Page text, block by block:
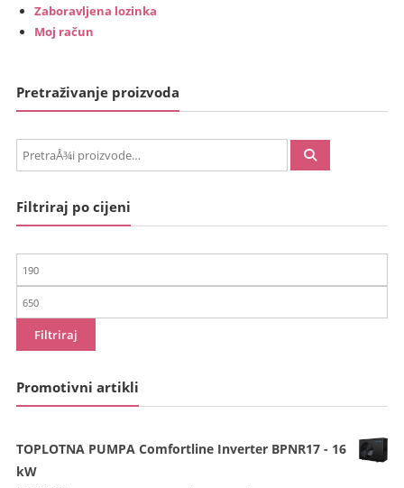
Zaboravljena lozinka
Moj račun
Pretraživanje proizvoda
PretraÅ¾i:
Filtriraj po cijeni
Min
cijena
Maks
cijena
Filtriraj
Promotivni artikli
TOPLOTNA PUMPA Comfortline Inverter BPNR17 - 16
kW